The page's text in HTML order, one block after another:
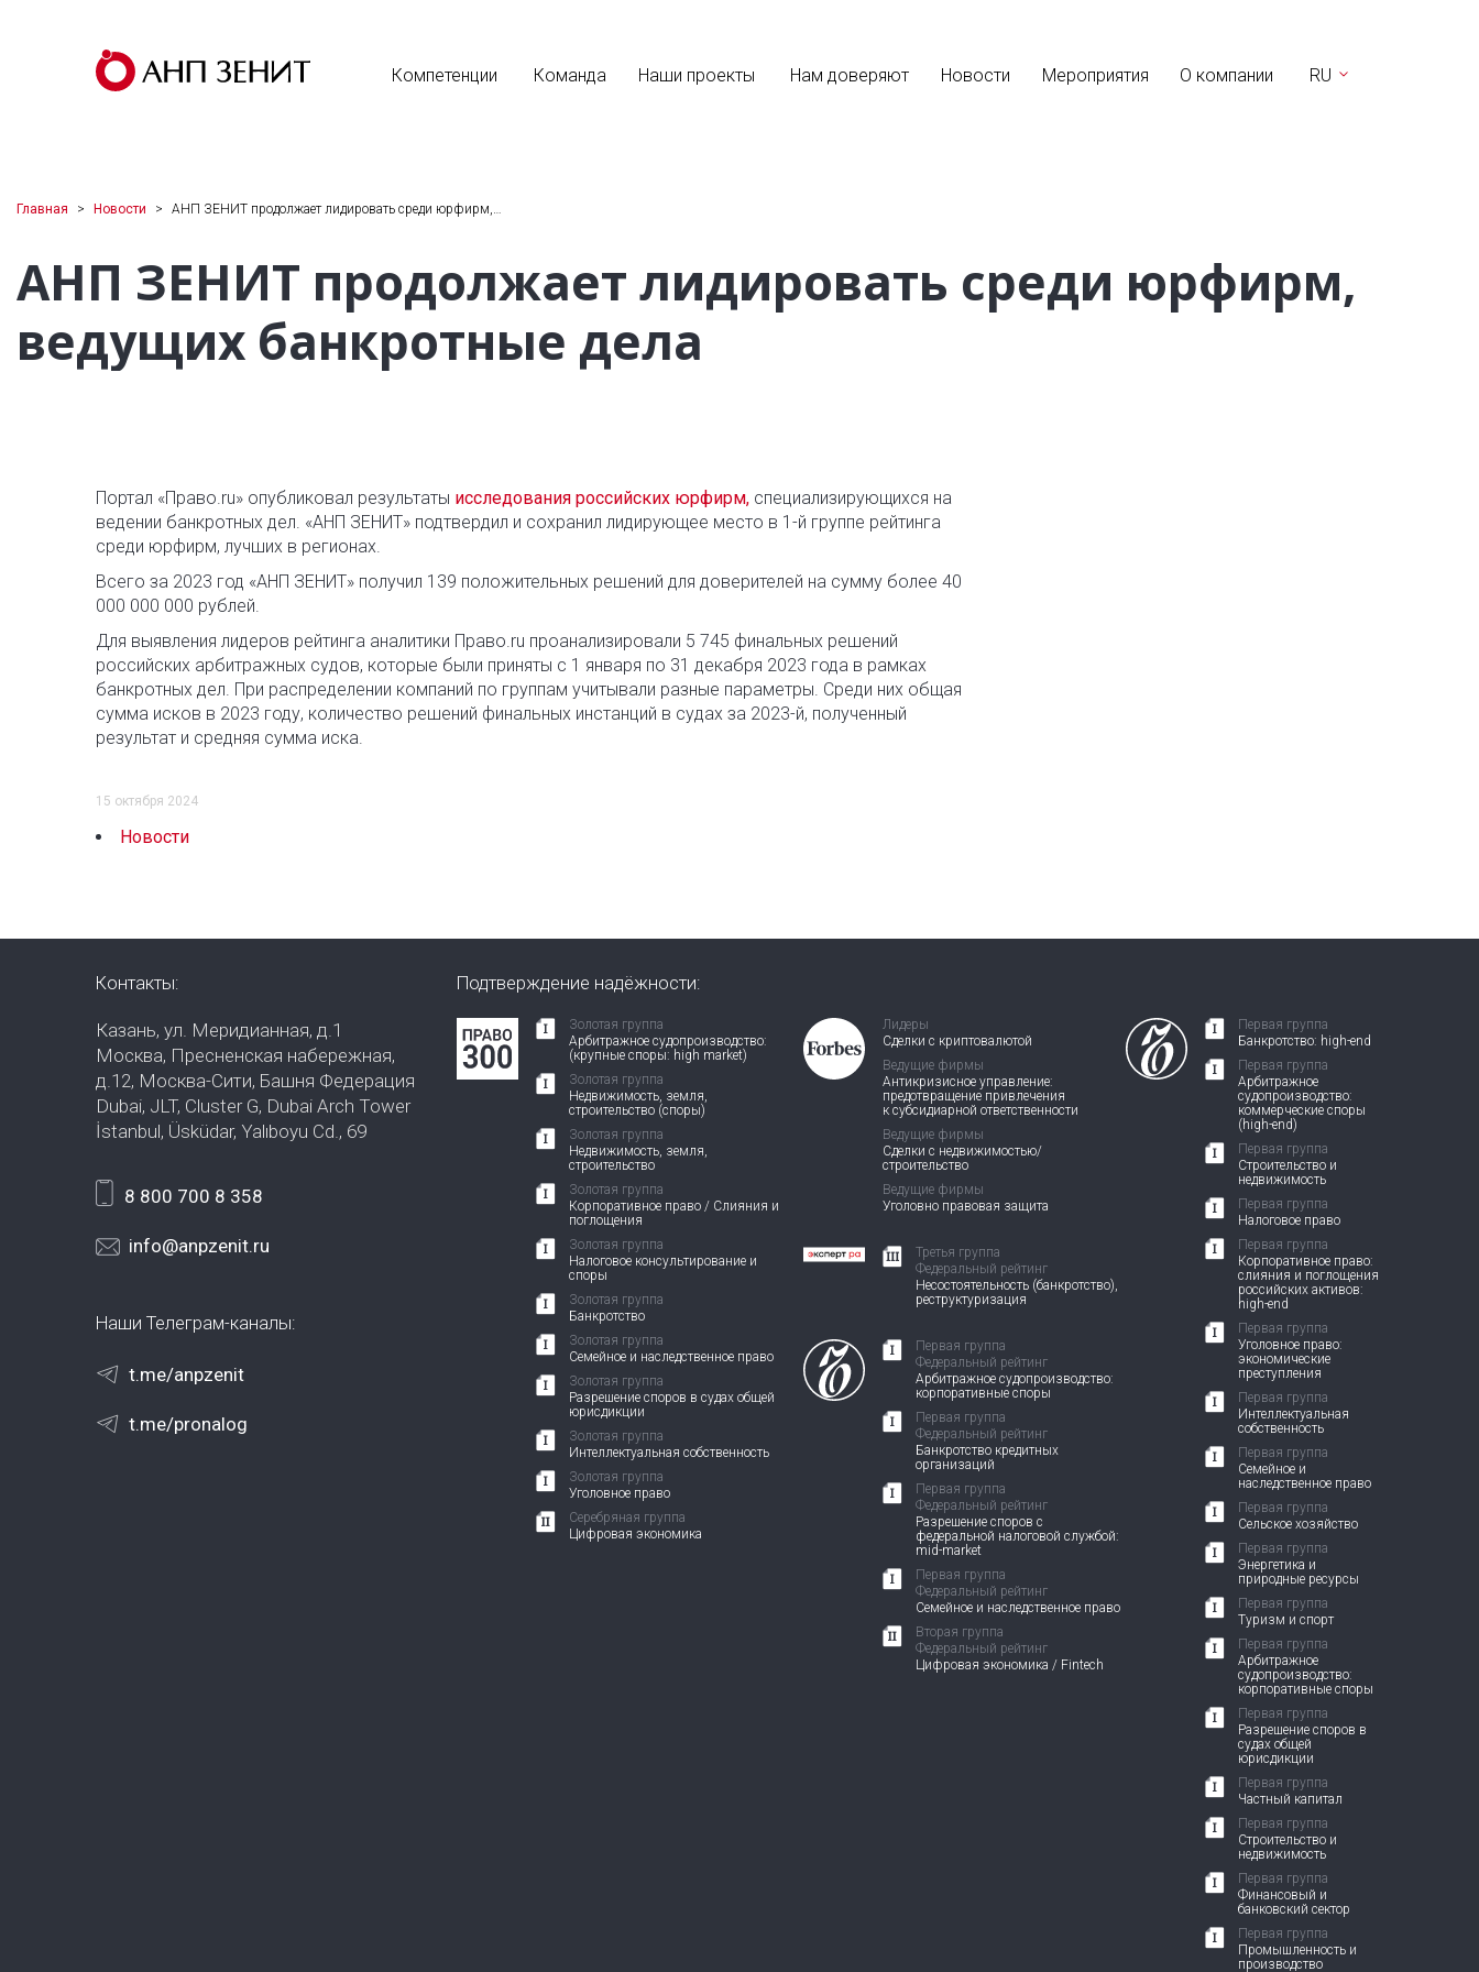
Компетенции Команда Наши проекты Нам доверяют Новости Мероприятия О компании RU
Главная Новости АНП ЗЕНИТ продолжает лидировать среди юрфирм,…
АНП ЗЕНИТ продолжает лидировать среди юрфирм,
ведущих банкротные дела
Портал «Право.ru» опубликовал результаты исследования российских юрфирм, специализирующихся на
ведении банкротных дел. «АНП ЗЕНИТ» подтвердил и сохранил лидирующее место в 1-й группе рейтинга
среди юрфирм, лучших в регионах.
Всего за 2023 год «АНП ЗЕНИТ» получил 139 положительных решений для доверителей на сумму более 40
000 000 000 рублей.
Для выявления лидеров рейтинга аналитики Право.ru проанализировали 5 745 финальных решений
российских арбитражных судов, которые были приняты с 1 января по 31 декабря 2023 года в рамках
банкротных дел. При распределении компаний по группам учитывали разные параметры. Среди них общая
сумма исков в 2023 году, количество решений финальных инстанций в судах за 2023-й, полученный
результат и средняя сумма иска.
15 октября 2024
Новости
Контакты:
Казань, ул. Меридианная, д.1
Москва, Пресненская набережная,
д.12, Москва-Сити, Башня Федерация
Dubai, JLT, Cluster G, Dubai Arch Tower
İstanbul, Üsküdar, Yalıboyu Cd., 69
8 800 700 8 358
info@anpzenit.ru
Наши Телеграм-каналы:
t.me/anpzenit
t.me/pronalog
Подтверждение надёжности:
Золотая группа
Арбитражное судопроизводство:
(крупные споры: high market)
Золотая группа
Недвижимость, земля,
строительство (споры)
Золотая группа
Недвижимость, земля,
строительство
Золотая группа
Корпоративное право / Слияния и
поглощения
Золотая группа
Налоговое консультирование и
споры
Золотая группа
Банкротство
Золотая группа
Семейное и наследственное право
Золотая группа
Разрешение споров в судах общей
юрисдикции
Золотая группа
Интеллектуальная собственность
Золотая группа
Уголовное право
Серебряная группа
Цифровая экономика
Лидеры
Сделки с криптовалютой
Ведущие фирмы
Антикризисное управление:
предотвращение привлечения
к субсидиарной ответственности
Ведущие фирмы
Сделки с недвижимостью/
строительство
Ведущие фирмы
Уголовно правовая защита
Третья группа
Федеральный рейтинг
Несостоятельность (банкротство),
реструктуризация
Первая группа
Федеральный рейтинг
Арбитражное судопроизводство:
корпоративные споры
Первая группа
Федеральный рейтинг
Банкротство кредитных
организаций
Первая группа
Федеральный рейтинг
Разрешение споров с
федеральной налоговой службой:
mid-market
Первая группа
Федеральный рейтинг
Семейное и наследственное право
Вторая группа
Федеральный рейтинг
Цифровая экономика / Fintech
Первая группа
Банкротство: high-end
Первая группа
Арбитражное
судопроизводство:
коммерческие споры
(high-end)
Первая группа
Строительство и
недвижимость
Первая группа
Налоговое право
Первая группа
Корпоративное право:
слияния и поглощения
российских активов:
high-end
Первая группа
Уголовное право:
экономические
преступления
Первая группа
Интеллектуальная
собственность
Первая группа
Семейное и
наследственное право
Первая группа
Сельское хозяйство
Первая группа
Энергетика и
природные ресурсы
Первая группа
Туризм и спорт
Первая группа
Арбитражное
судопроизводство:
корпоративные споры
Первая группа
Разрешение споров в
судах общей
юрисдикции
Первая группа
Частный капитал
Первая группа
Строительство и
недвижимость
Первая группа
Финансовый и
банковский сектор
Первая группа
Промышленность и
производство